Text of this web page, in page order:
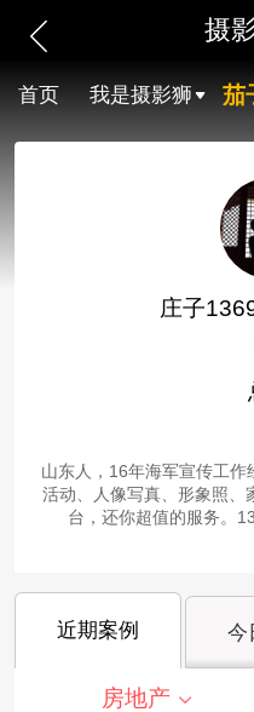
摄
首页 我是摄影狮 茄
庄子
山东人，16年海军宣传工
活动、人像写真、形象照、
台，还你超值的服务。
近期案例 今
房地产